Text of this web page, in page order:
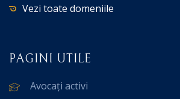
Vezi toate domeniile
PAGINI UTILE
Avocați activi